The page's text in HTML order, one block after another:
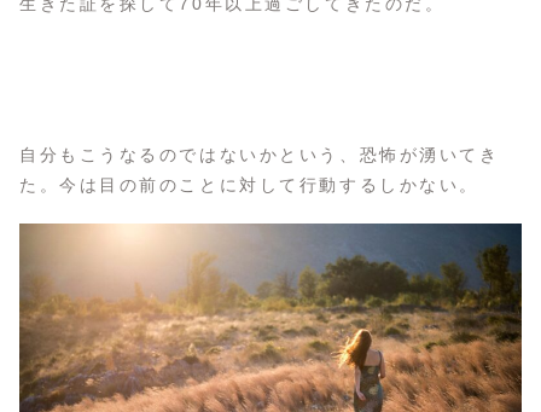
自分もこうなるのではないかという、恐怖が湧いてき
た。今は目の前のことに対して行動するしかない。